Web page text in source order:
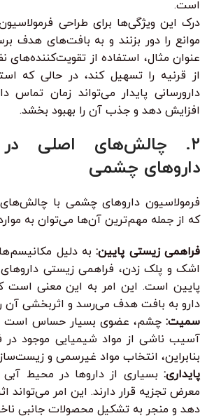
است.
درک این ویژگی‌ها برای طراحی
موانع را دور بزنند و به بافت‌های هدف
عنوان مثال، استفاده از تقویت‌کننده‌های
از قرنیه را تسهیل کند، در حالی که
دارورسانی پایدار می‌تواند زمان
افزایش دهد و جذب آن را بهبود بخشد.
۲. چالش‌های اصلی در
داروهای چشمی
فرمولاسیون داروهای چشمی با
که از جمله مهم‌ترین آن‌ها می‌توان به
فراهمی زیستی پایین:به دلیل
اشک و پلک زدن، فراهمی زیستی
پایین است. این امر به این معنی است
دارو به بافت هدف می‌رسد و اثربخشی
سمیت: چشم، عضوی بسیار حساس است
آسیب ناشی از مواد شیمیایی موجود در
بنابراین، انتخاب مواد غیرسمی و
پایداری: بسیاری از داروها در محیط آبی
معرض تجزیه قرار دارند. این امر می‌تواند
دهد و منجر به تشکیل محصولات جانبی